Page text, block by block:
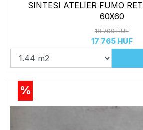
SINTESI ATELIER FUMO
60X60
18 700 HUF
17 765 HUF
%